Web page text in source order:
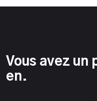
Vous avez un
en.